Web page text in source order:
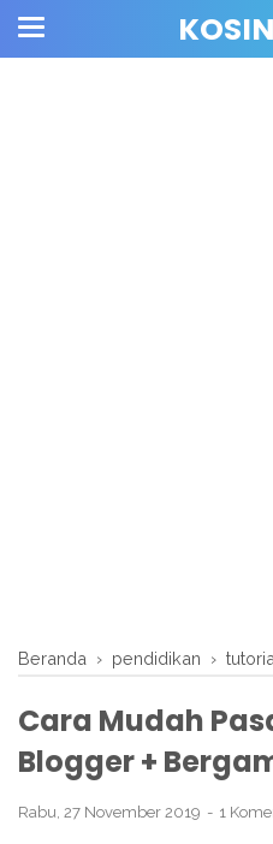
Beranda › pendidikan ›
Cara Mudah
Blogger +
Rabu, 27 November 2019 1